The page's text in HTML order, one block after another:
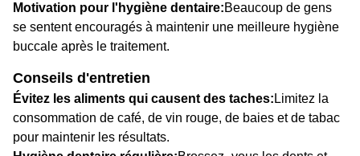
Motivation pour l'hygiène dentaire:Beaucoup de gens
se sentent encouragés à maintenir une meilleure hygiène
buccale après le traitement.
Conseils d'entretien
Évitez les aliments qui causent des taches: Limitez la
consommation de café, de vin rouge, de baies et de tabac
pour maintenir les résultats.